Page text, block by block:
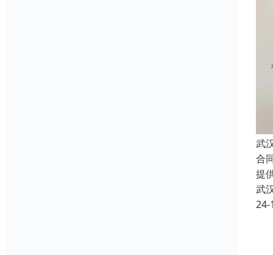
武
合
提
武
24-